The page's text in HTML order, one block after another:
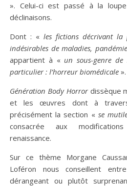
». Celui-ci est passé à la
déclinaisons.
Dont : « les fictions décrivant la
indésirables de maladies,
appartient à « un sous-genre de
particulier : l’horreur biomédicale ».
Génération Body Horrordissèque
et les œuvres dont à
précisément la section « se
consacrée aux
renaissance.
Sur ce thème Morgane
Loféron nous conseillent
dérangeant ou plutôt